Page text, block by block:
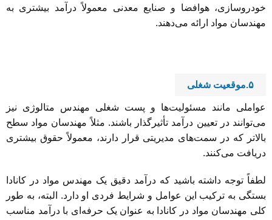
خودروسازی، هوافضا و صنایع معدنی معمولاً درآمد بیشتری به
مهندسان مواد ارائه می‌دهند.
۵.موقعیت شغلی
عواملی مانند مسئولیت‌ها و پست شغلی مهندس متالوژی نیز
می‌توانند در تعیین درآمد تأثیرگذار باشند. مثلاً مهندسان مواد سطح
بالاتر که در سمت‌های مدیریتی قرار دارند، معمولاً حقوق بیشتری
دریافت می‌کنند.
لطفاً توجه داشته باشید که درآمد دقیق یک مهندس مواد در کانادا
بستگی به ترکیب این عوامل و شرایط فردی او دارد. البته، به طور
کلی مهندسان مواد در کانادا به عنوان یک حرفه‌ای با درآمد مناسب